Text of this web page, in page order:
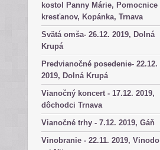
kostol Panny Márie, Pomocnice
kresťanov, Kopánka, Trnava
Svätá omša- 26.12. 2019, Dolná
Krupá
Predvianočné posedenie- 22.12.
2019, Dolná Krupá
Vianočný koncert - 17.12. 2019,
dôchodci Trnava
Vianočné trhy - 7.12. 2019, Gáň
Vinobranie - 22.11. 2019, Vinodol